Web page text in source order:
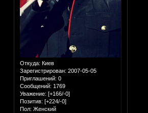
Откуда: Киев
Зарегистрирован: 2007-05-05
Приглашений: 0
Сообщений: 1769
Уважение: [+166/-0]
Позитив: [+224/-0]
Пол: Женский